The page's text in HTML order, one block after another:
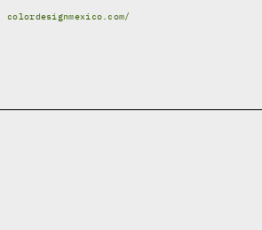
colordesignmexico.com/